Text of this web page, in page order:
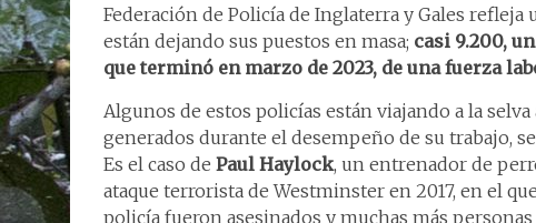
Federación de Policía de Inglaterra y Gales
están dejando sus puestos en masa; casi 9.200,
que terminó en marzo de 2023, de una fuerza
Algunos de estos policías están viajando a la
generados durante el desempeño de su trabajo,
Es el caso de Paul Haylock, un entrenador de
ataque terrorista de Westminster en 2017, en el
policía fueron asesinados y muchas más